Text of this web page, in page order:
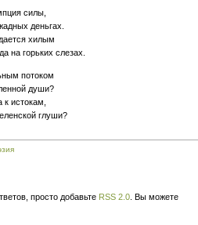
силы,
деньгах.
хилым
на горьких слезах.
потоком
души?
истокам,
глуши?
просто добавьте RSS 2.0 . Вы можете